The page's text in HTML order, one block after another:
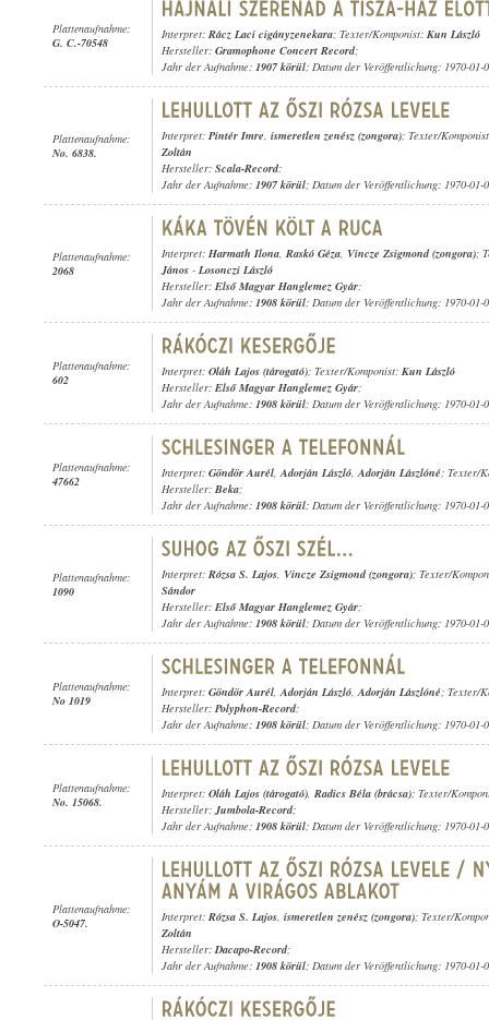
Plattenaufnahme:
G. C.-70548
Interpret: Rácz Laci cigányzenekara; Texter/Komponist: Kun László
Hersteller: Gramophone Concert Record;
Jahr der Aufnahme: 1907 körül; Datum der Veröffentlichung: 1970-01-
Plattenaufnahme:
No. 6838.
Interpret: Pintér Imre, ismeretlen zenész (zongora); Texter/
Zoltán
Hersteller: Scala-Record;
Jahr der Aufnahme: 1907 körül; Datum der Veröffentlichung: 1970-01-
Plattenaufnahme:
2068
Interpret: Harmath Ilona, Raskó Géza, Vincze Zsigmond (zongora);
János - Losonczi László
Hersteller: Első Magyar Hanglemez Gyár;
Jahr der Aufnahme: 1908 körül; Datum der Veröffentlichung: 1970-01-
Plattenaufnahme:
602
Interpret: Oláh Lajos (tárogató); Texter/Komponist: Kun László
Hersteller: Első Magyar Hanglemez Gyár;
Jahr der Aufnahme: 1908 körül; Datum der Veröffentlichung: 1970-01-
Plattenaufnahme:
47662
Interpret: Göndör Aurél,Adorján László,Adorján Lászlóné; Texter/
Hersteller: Beka;
Jahr der Aufnahme: 1908 körül; Datum der Veröffentlichung: 1970-01-
Plattenaufnahme:
1090
Interpret: Rózsa S. Lajos, Vincze Zsigmond (zongora); Texter/
Sándor
Hersteller: Első Magyar Hanglemez Gyár;
Jahr der Aufnahme: 1908 körül; Datum der Veröffentlichung: 1970-01-
Plattenaufnahme:
No 1019
Interpret: Göndör Aurél,Adorján László,Adorján Lászlóné; Texter/
Hersteller: Polyphon-Record;
Jahr der Aufnahme: 1908 körül; Datum der Veröffentlichung: 1970-01-
Plattenaufnahme:
No. 15068.
Interpret: Oláh Lajos (tárogató), Radics Béla (brácsa); Texter/
Hersteller:Jumbola-Record;
Jahr der Aufnahme: 1908 körül; Datum der Veröffentlichung: 1970-01-
Plattenaufnahme:
O-5047.
Interpret: Rózsa S. Lajos, ismeretlen zenész (zongora); Texter/
Zoltán
Hersteller:Dacapo-Record;
Jahr der Aufnahme: 1908 körül; Datum der Veröffentlichung: 1970-01-